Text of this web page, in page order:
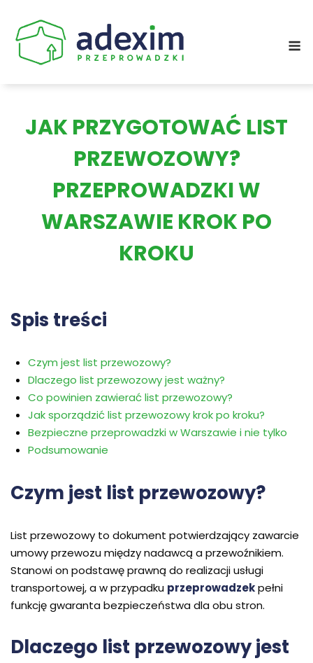
content
JAK PRZYGOTOWAĆ LIST
PRZEWOZOWY?
PRZEPROWADZKI W
WARSZAWIE KROK PO
KROKU
Spis treści
Czym jest list przewozowy?
Dlaczego list przewozowy jest ważny?
Co powinien zawierać list przewozowy?
Jak sporządzić list przewozowy krok po kroku?
Bezpieczne przeprowadzki w Warszawie i nie tylko
Podsumowanie
Czym jest list przewozowy?
List przewozowy to dokument potwierdzający zawarcie
umowy przewozu między nadawcą a przewoźnikiem.
Stanowi on podstawę prawną do realizacji usługi
transportowej, a w przypadku przeprowadzekpełni
funkcję gwaranta bezpieczeństwa dla obu stron.
Dlaczego list przewozowy jest